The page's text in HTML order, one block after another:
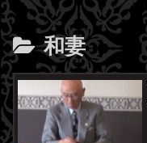
和妻